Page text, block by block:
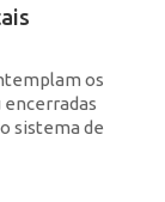
os
encerradas
sistema de